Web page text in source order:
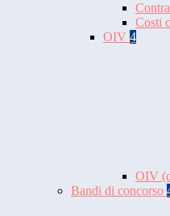
Costi
OIV 4
OIV
Bandi di concorso